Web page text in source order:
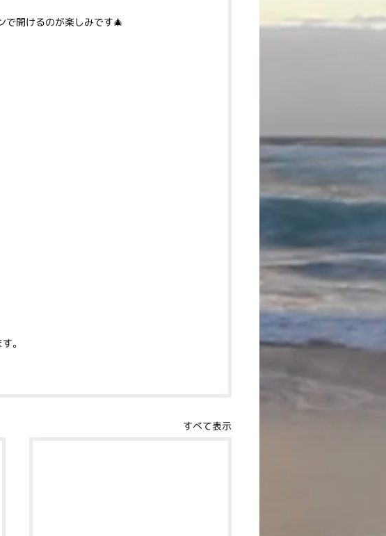
で開けるのが楽しみです🎄
。
すべて表示